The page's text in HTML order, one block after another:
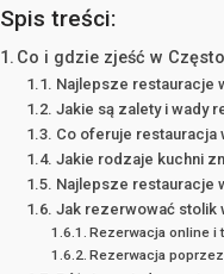
Spis treści:
Co i gdzie zjeść w
Najlepsze restauracje
Jakie są zalety i wady
Co oferuje restauracja
Jakie rodzaje kuchni
Najlepsze restauracje
Jak rezerwować stolik
Rezerwacja online i
Rezerwacja